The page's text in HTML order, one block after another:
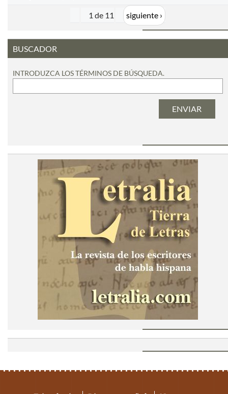
1 de 11 siguiente ›
BUSCADOR
INTRODUZCA LOS TÉRMINOS DE BÚSQUEDA.